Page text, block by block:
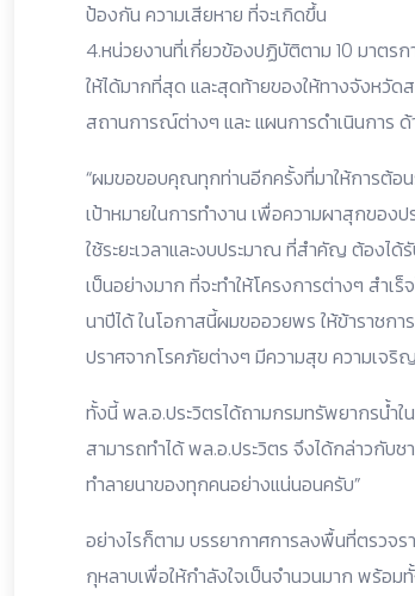
ป้องกัน ความเสียหาย ที่จะเกิดขึ้น
4.หน่วยงานที่เกี่ยวข้องปฏิบัติตาม 10 มาตร
ให้ได้มากที่สุด และสุดท้ายของให้ทางจังหวัด
สถานการณ์ต่างๆ และ แผนการดำเนินการ
“ผมขอขอบคุณทุกท่านอีกครั้งที่มาให้การต้อน
เป้าหมายในการทำงาน เพื่อความผาสุกของ
ใช้ระยะเวลาและงบประมาณ ที่สำคัญ ต้องไ
เป็นอย่างมาก ที่จะทำให้โครงการต่างๆ สำเ
นาปีได้ ในโอกาสนี้ผมขออวยพร ให้ข้าราชก
ปราศจากโรคภัยต่างๆ มีความสุข ความเจริ
ทั้งนี้ พล.อ.ประวิตรได้ถามกรมทรัพยากรน้ำ
สามารถทำได้ พล.อ.ประวิตร จึงได้กล่าวกับช
ทำลายนาของทุกคนอย่างแน่นอนครับ”
อย่างไรก็ตาม บรรยากาศการลงพื้นที่ตรวจร
กุหลาบเพื่อให้กำลังใจเป็นจำนวนมาก พร้อ